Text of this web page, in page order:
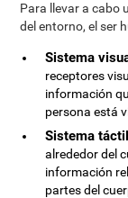
Para llevar a cabo
del entorno, el ser
Sistema
receptores
información
persona está
Sistema
alrededor del
información
partes del